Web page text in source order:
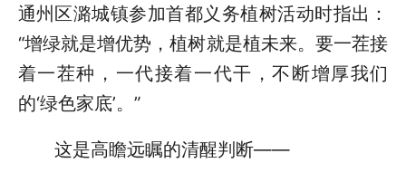
通州区潞城镇参加首都义务植树活动时指出：
“增绿就是增优势，植树就是植未来。要一茬接
着一茬种，一代接着一代干，不断增厚我们
的‘绿色家底’。”
这是高瞻远瞩的清醒判断——